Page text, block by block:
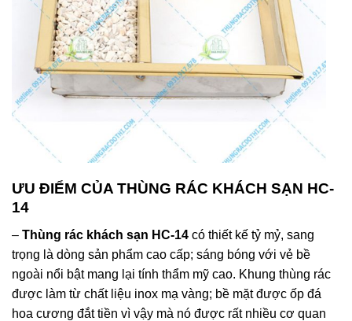
ƯU ĐIỂM CỦA THÙNG RÁC KHÁCH SẠN HC-
14
– Thùng rác khách sạn HC-14 có thiết kế tỷ mỷ, sang
trọng là dòng sản phẩm cao cấp; sáng bóng với vẻ bề
ngoài nổi bật mang lại tính thẩm mỹ cao. Khung thùng rác
được làm từ chất liệu inox mạ vàng; bề mặt được ốp đá
hoa cương đắt tiền vì vậy mà nó được rất nhiều cơ quan